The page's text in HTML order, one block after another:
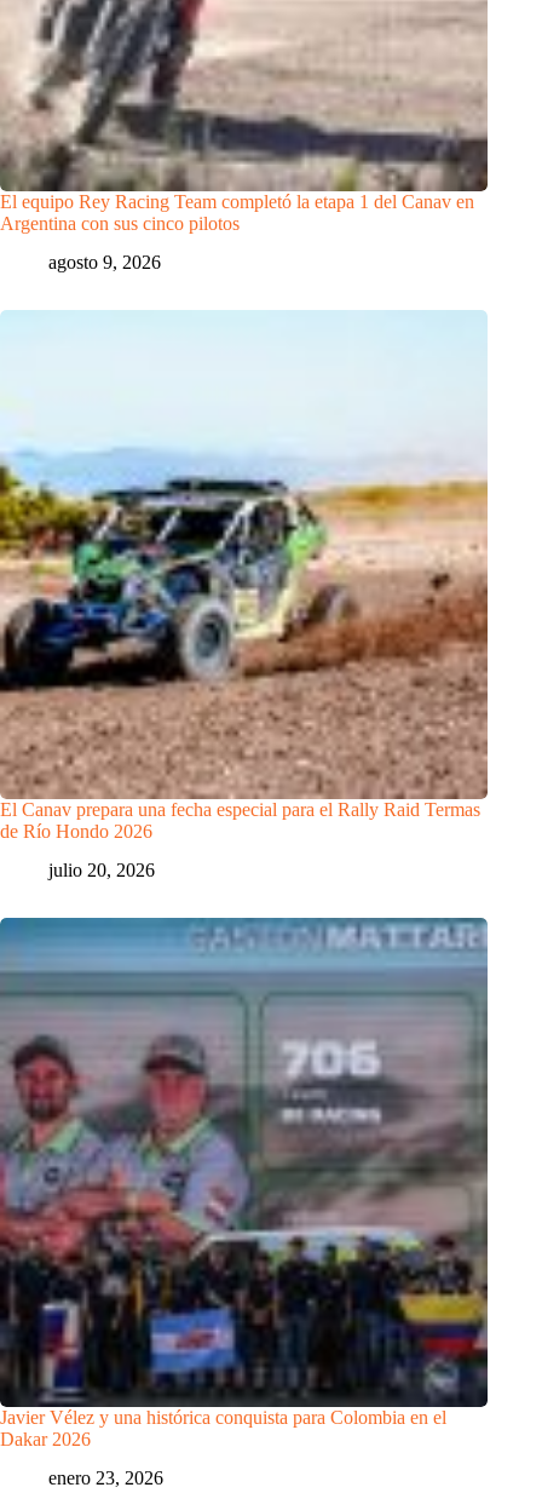
El equipo Rey Racing Team completó la etapa 1 del Canav en
Argentina con sus cinco pilotos
agosto 9, 2026
El Canav prepara una fecha especial para el Rally Raid Termas
de Río Hondo 2026
julio 20, 2026
Javier Vélez y una histórica conquista para Colombia en el
Dakar 2026
enero 23, 2026